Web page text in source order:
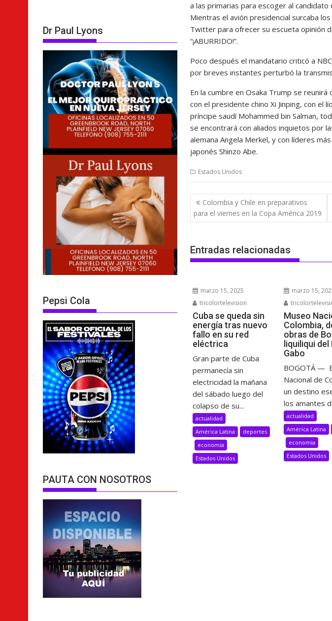
a las primarias para escoger al
Mientras el avión presidencial surcaba
Twitter para ofrecer su escueta opinión
“¡ABURRIDO!”.
Poco después el mandatario criticó a
por breves instantes perturbó la
En la cumbre en Osaka Trump se
con el presidente chino Xi Jinping, con el
príncipe saudí Mohammed bin Salman,
se encontrará con aliados inquietos por
alemana Angela Merkel, y con líderes
japonés Shinzo Abe.
Estados Unidos
Navegación
de
entradas
Colombia y Chile en preparativos
para el viernes en la Copa América 2019
Entradas relacionadas
marzo 15, 2025
tricolortelevision
Cuba se queda sin
energía tras nuevo
fallo en su red
eléctrica
Gran parte de Cuba
permanecía sin
electricidad la mañana
del sábado luego del
colapso de su...
actualidad
América Latina
deportes
economia
Estados Unidos
marzo 15,
Museo
Colombia,
obras de
liquiliqui
Gabo
BOGOTÁ —
Nacional de
un destino
los amantes
actualidad
América Latina
economia
Estados Unidos
Dr Paul Lyons
Pepsi Cola
PAUTA CON NOSOTROS